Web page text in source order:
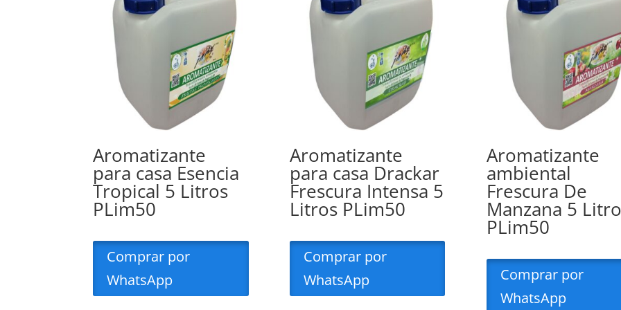
Aromatizante
para casa Esencia
Tropical 5 Litros
PLim50
Comprar por
WhatsApp
Aromatizante
para casa Drackar
Frescura Intensa 5
Litros PLim50
Comprar por
WhatsApp
Aromatizante
ambiental
Frescura De
Manzana 5
PLim50
Comprar por
WhatsApp